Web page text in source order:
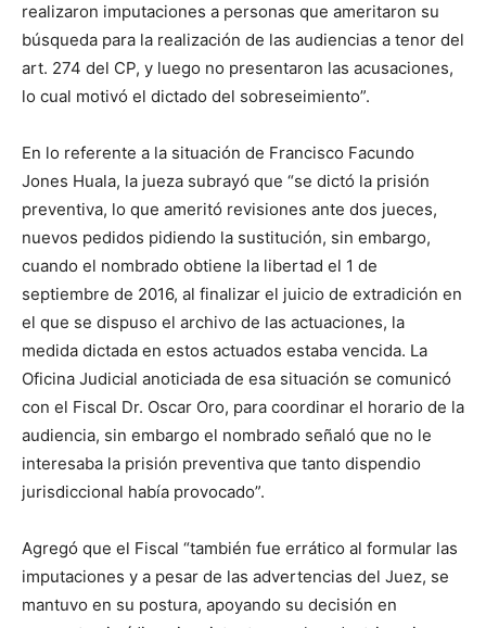
realizaron imputaciones a personas que ameritaron su
búsqueda para la realización de las audiencias a tenor del
art. 274 del CP, y luego no presentaron las acusaciones,
lo cual motivó el dictado del sobreseimiento”.
En lo referente a la situación de Francisco Facundo
Jones Huala, la jueza subrayó que “se dictó la prisión
preventiva, lo que ameritó revisiones ante dos jueces,
nuevos pedidos pidiendo la sustitución, sin embargo,
cuando el nombrado obtiene la libertad el 1 de
septiembre de 2016, al finalizar el juicio de extradición en
el que se dispuso el archivo de las actuaciones, la
medida dictada en estos actuados estaba vencida. La
Oficina Judicial anoticiada de esa situación se comunicó
con el Fiscal Dr. Oscar Oro, para coordinar el horario de la
audiencia, sin embargo el nombrado señaló que no le
interesaba la prisión preventiva que tanto dispendio
jurisdiccional había provocado”.
Agregó que el Fiscal “también fue errático al formular las
imputaciones y a pesar de las advertencias del Juez, se
mantuvo en su postura, apoyando su decisión en